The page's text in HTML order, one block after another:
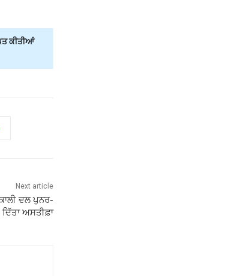
ਕੀਤੀਆਂ
Next article
ਦਲ ਪੁਨਰ-
ਅਸਤੀਫ਼ਾ